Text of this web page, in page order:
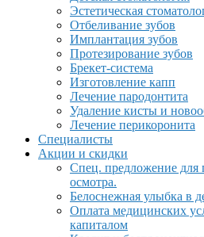
Эстетическая
Отбеливание зубов
Имплантация зубов
Протезирование зубов
Брекет-система
Изготовление капп
Лечение пародонтита
Удаление кисты и
Лечение перикоронита
Специалисты
Акции и скидки
Спец. предложение для
осмотра.
Белоснежная улыбка в
Оплата медицинских
капиталом